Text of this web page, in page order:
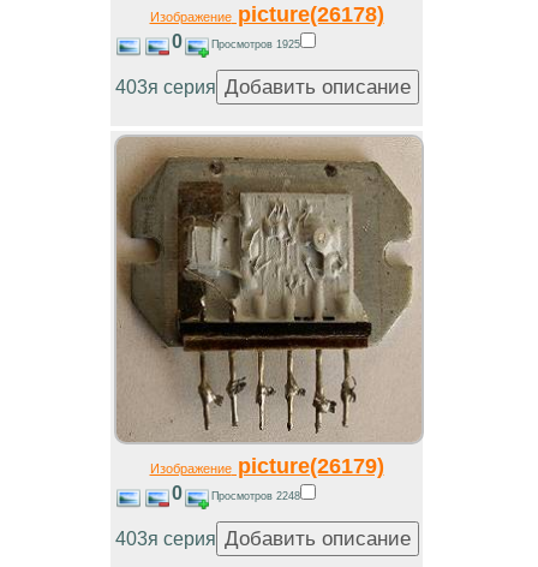
Изображениеpicture(26178)
0 Просмотров 1925
403я серия
Изображениеpicture(26179)
0 Просмотров 2248
403я серия